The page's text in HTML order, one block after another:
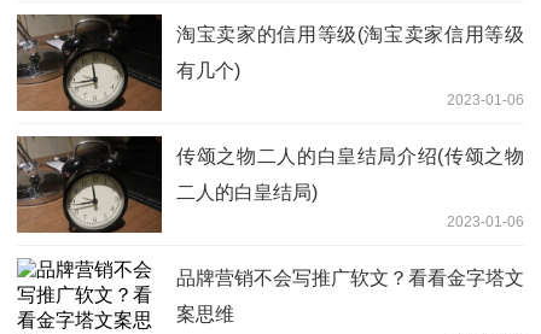
淘宝卖家的信用等级(淘宝卖家信用等级
有几个)
2023-01-06
传颂之物二人的白皇结局介绍(传颂之物
二人的白皇结局)
2023-01-06
品牌营销不会写推广软文？看看金字塔文
案思维